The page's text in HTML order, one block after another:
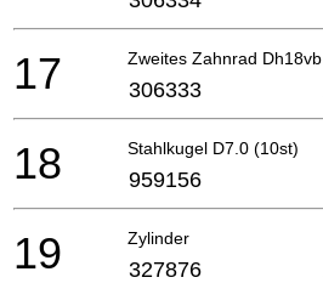
Zweites Zahnrad Dh18vb
17 306333
Stahlkugel D7.0 (10st)
18 959156
Zylinder
19 327876